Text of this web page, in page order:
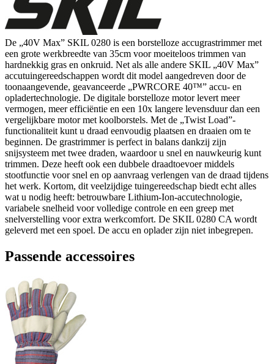
De „40V Max” SKIL 0280 is een borstelloze accugrastrimmer met
een grote werkbreedte van 35cm voor moeiteloos trimmen van
hardnekkig gras en onkruid. Net als alle andere SKIL „40V Max”
accutuingereedschappen wordt dit model aangedreven door de
toonaangevende, geavanceerde „PWRCORE 40™” accu- en
opladertechnologie. De digitale borstelloze motor levert meer
vermogen, meer efficiëntie en een 10x langere levensduur dan een
vergelijkbare motor met koolborstels. Met de „Twist Load”-
functionaliteit kunt u draad eenvoudig plaatsen en draaien om te
beginnen. De grastrimmer is perfect in balans dankzij zijn
snijsysteem met twee draden, waardoor u snel en nauwkeurig kunt
trimmen. Deze heeft ook een dubbele draadtoevoer middels
stootfunctie voor snel en op aanvraag verlengen van de draad tijdens
het werk. Kortom, dit veelzijdige tuingereedschap biedt echt alles
wat u nodig heeft: betrouwbare Lithium-Ion-accutechnologie,
variabele snelheid voor volledige controle en een greep met
snelverstelling voor extra werkcomfort. De SKIL 0280 CA wordt
geleverd met een spoel. De accu en oplader zijn niet inbegrepen.
Passende accessoires